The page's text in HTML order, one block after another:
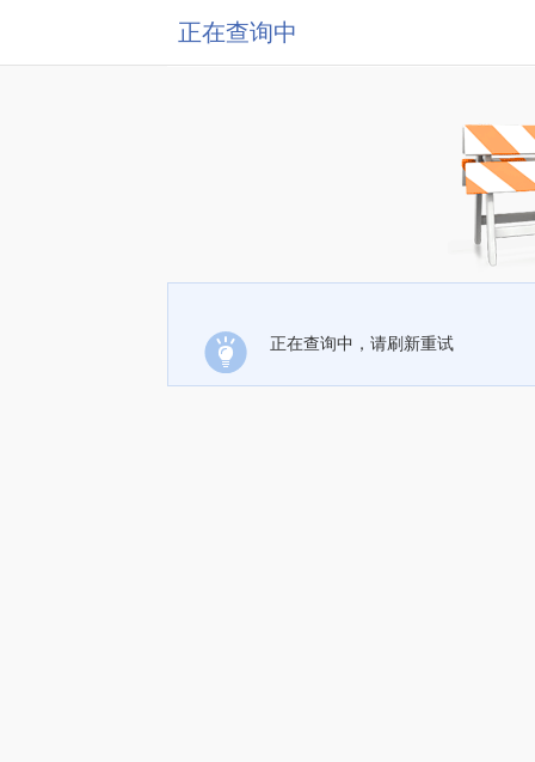
正在查询中
正在查询中，请刷新重试